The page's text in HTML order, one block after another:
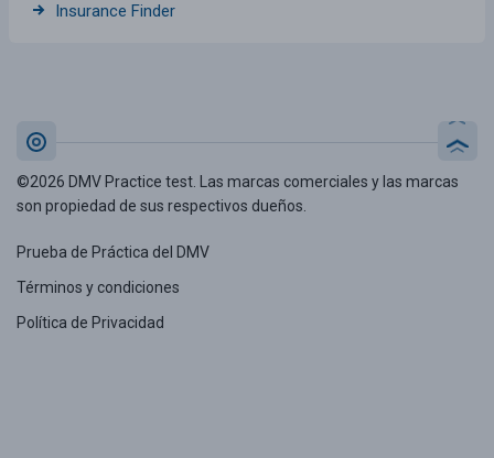
Insurance Finder
©2026 DMV Practice test. Las marcas comerciales y las marcas
son propiedad de sus respectivos dueños.
Prueba de Práctica del DMV
Términos y condiciones
Política de Privacidad